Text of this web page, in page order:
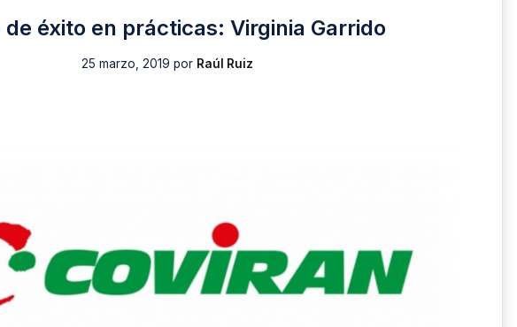
de éxito en prácticas: Virginia Garrido
25 marzo, 2019 por Raúl Ruiz